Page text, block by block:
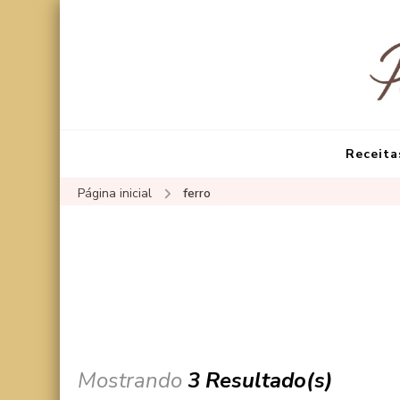
Página inicial ferro
Mostrando3 Resultado(s)